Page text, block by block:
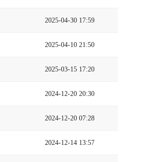
2025-04-30 17:59
2025-04-10 21:50
2025-03-15 17:20
2024-12-20 20:30
2024-12-20 07:28
2024-12-14 13:57